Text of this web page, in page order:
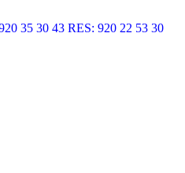
35 30 43 RES: 920 22 53 30